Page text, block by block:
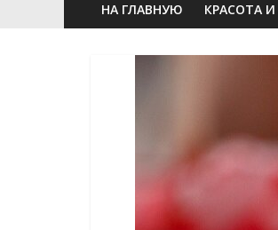
НА ГЛАВНУЮ КРАСОТА